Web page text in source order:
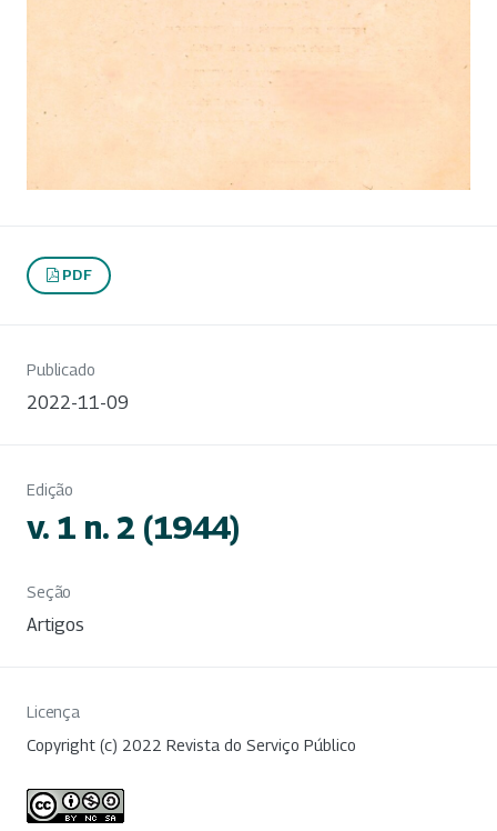
PDF
Publicado
2022-11-09
Edição
v. 1 n. 2 (1944)
Seção
Artigos
Licença
Copyright (c) 2022 Revista do Serviço Público